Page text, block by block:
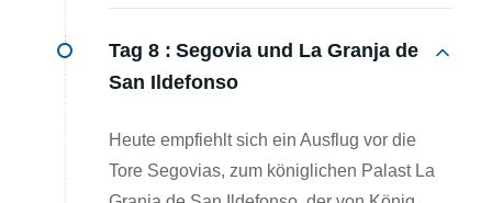
Tag 8 : Segovia und La Granja de
San Ildefonso
Heute empfiehlt sich ein Ausflug vor die
Tore Segovias, zum königlichen Palast La